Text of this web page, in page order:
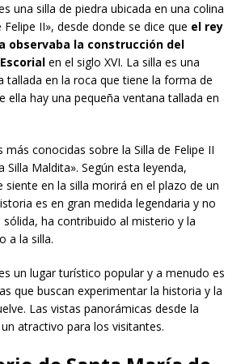
una silla de piedra ubicada en una colina
Felipe II», desde donde se dice que el rey
observaba la construcción del
en el siglo XVI. La silla es una
tallada en la roca que tiene la forma de
ella hay una pequeña ventana tallada en
más conocidas sobre la Silla de Felipe II
Silla Maldita». Según esta leyenda,
siente en la silla morirá en el plazo de un
es en gran medida legendaria y no
ha contribuido al misterio y la
a la silla.
un lugar turístico popular y a menudo es
que buscan experimentar la historia y la
Las vistas panorámicas desde la
atractivo para los visitantes.